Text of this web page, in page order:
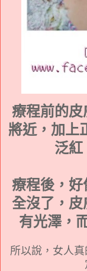
療程前的皮
將近，加上
泛紅
療程後，
全沒了，皮
有光澤，
所以說，女人